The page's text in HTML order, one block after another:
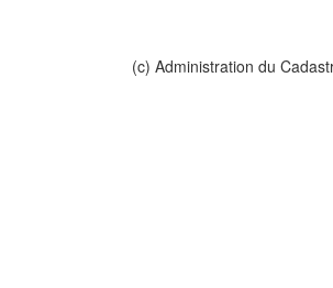
(c) Administration du